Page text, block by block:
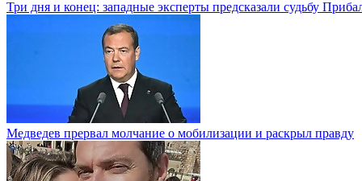
Три дня и конец: западные эксперты предсказали судьбу
Медведев прервал молчание о мобилизации и раскрыл правду